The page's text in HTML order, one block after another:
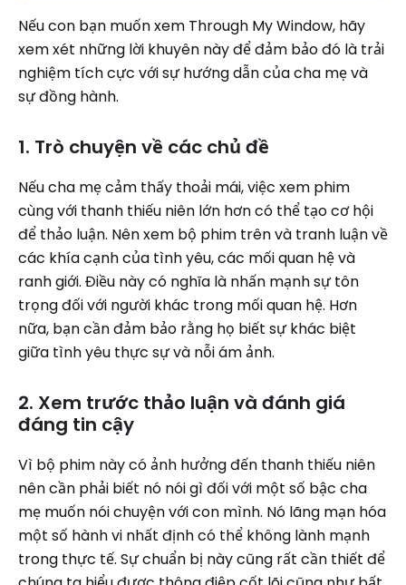
Nếu con bạn muốn xem Through My Window, hãy
xem xét những lời khuyên này để đảm bảo đó là trải
nghiệm tích cực với sự hướng dẫn của cha mẹ và
sự đồng hành.
1. Trò chuyện về các chủ đề
Nếu cha mẹ cảm thấy thoải mái, việc xem phim
cùng với thanh thiếu niên lớn hơn có thể tạo cơ hội
để thảo luận. Nên xem bộ phim trên và tranh luận về
các khía cạnh của tình yêu, các mối quan hệ và
ranh giới. Điều này có nghĩa là nhấn mạnh sự tôn
trọng đối với người khác trong mối quan hệ. Hơn
nữa, bạn cần đảm bảo rằng họ biết sự khác biệt
giữa tình yêu thực sự và nỗi ám ảnh.
2. Xem trước thảo luận và đánh giá
đáng tin cậy
Vì bộ phim này có ảnh hưởng đến thanh thiếu niên
nên cần phải biết nó nói gì đối với một số bậc cha
mẹ muốn nói chuyện với con mình. Nó lãng mạn hóa
một số hành vi nhất định có thể không lành mạnh
trong thực tế. Sự chuẩn bị này cũng rất cần thiết để